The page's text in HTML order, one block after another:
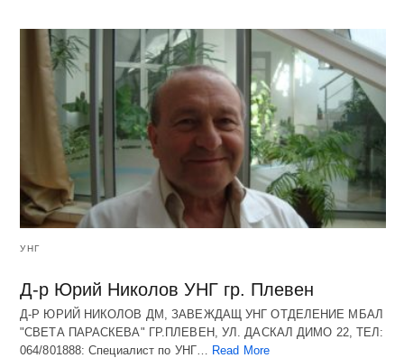
УНГ
Д-р Юрий Николов УНГ гр. Плевен
Д-Р ЮРИЙ НИКОЛОВ ДМ, ЗАВЕЖДАЩ УНГ ОТДЕЛЕНИЕ МБАЛ
"СВЕТА ПАРАСКЕВА" ГР.ПЛЕВЕН, УЛ. ДАСКАЛ ДИМО 22, ТЕЛ:
064/801888: Специалист по УНГ… Read More